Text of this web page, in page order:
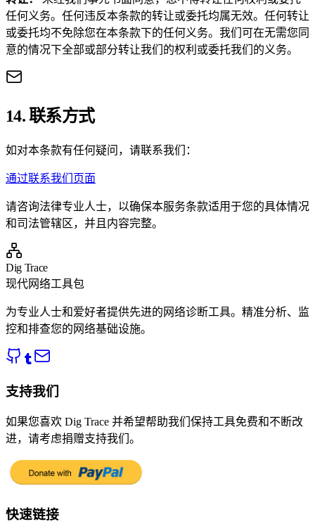
任何义务。任何违反本条款的转让或委托均属无效。任何转让
或委托均不免除您在本条款下的任何义务。我们可在无需您同
意的情况下全部或部分转让我们的权利或委托我们的义务。
14. 联系方式
如对本条款有任何疑问，请联系我们：
通过联系我们页面
请咨询法律专业人士，以确保本服务条款适用于您的具体情况
和司法管辖区，并且内容完整。
Dig Trace
现代网络工具包
为专业人士和爱好者提供先进的网络诊断工具。精准分析、监
控和排查您的网络基础设施。
支持我们
如果您喜欢 Dig Trace 并希望帮助我们保持工具免费和不断改
进，请考虑捐赠支持我们。
快速链接